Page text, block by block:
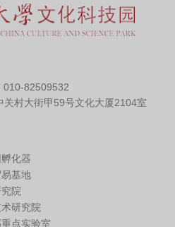
010-82509532
村大街甲59号文化大厦2104室
化器
基地
院
研究院
点实验室